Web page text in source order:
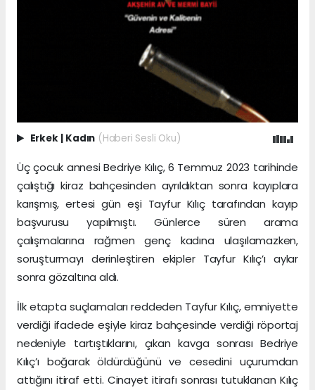
Erkek | Kadın (Haberi Sesli Oku)
Üç çocuk annesi Bedriye Kılıç, 6 Temmuz 2023 tarihinde
çalıştığı kiraz bahçesinden ayrıldıktan sonra kayıplara
karışmış, ertesi gün eşi Tayfur Kılıç tarafından kayıp
başvurusu yapılmıştı. Günlerce süren arama
çalışmalarına rağmen genç kadına ulaşılamazken,
soruşturmayı derinleştiren ekipler Tayfur Kılıç’ı aylar
sonra gözaltına aldı.
İlk etapta suçlamaları reddeden Tayfur Kılıç, emniyette
verdiği ifadede eşiyle kiraz bahçesinde verdiği röportaj
nedeniyle tartıştıklarını, çıkan kavga sonrası Bedriye
Kılıç’ı boğarak öldürdüğünü ve cesedini uçurumdan
attığını itiraf etti. Cinayet itirafı sonrası tutuklanan Kılıç